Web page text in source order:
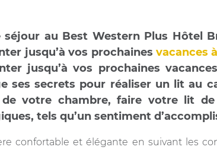
au Best Western Plus Hôtel
jusqu’à vos prochaines vacances
jusqu’à vos prochaines
ses secrets pour réaliser un lit au
de votre chambre, faire votre lit
tels qu’un sentiment
confortable et élégante en suivant les